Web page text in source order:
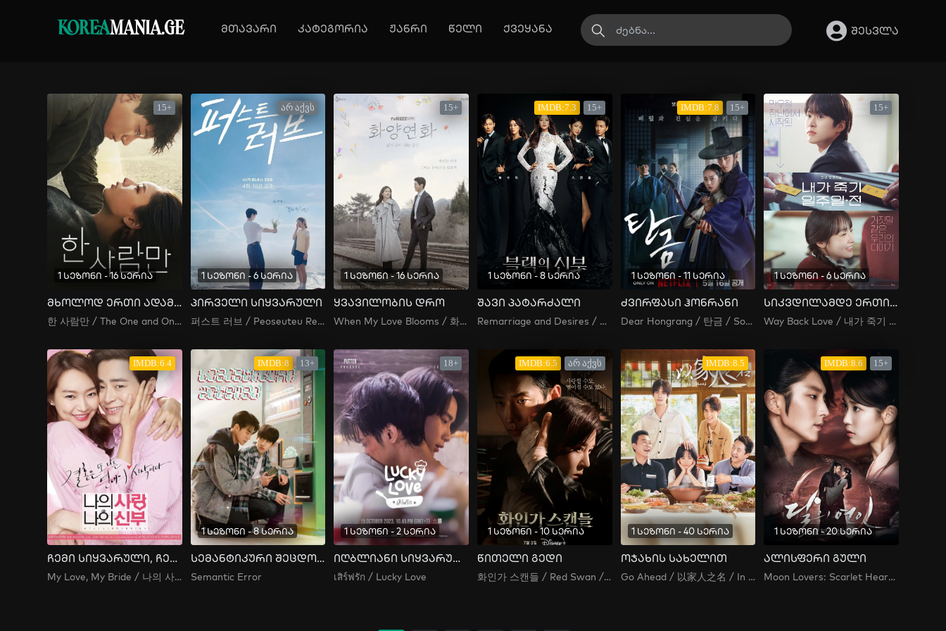
KOREAMANIA.GE მთავარი კატეგორია ჟანრი წელი ქვეყანა შესვლა
15+
1 სეზონი - 16 სერია
მხოლოდ ერთი ადამიანი
한 사람만 / The One and Only / Only One Person
არ აქვს
1 სეზონი - 6 სერია
პირველი სიყვარული
퍼스트 러브 / Peoseuteu Reobeu / 퍼스트러브
15+
1 სეზონი - 16 სერია
ყვავილობის დრო
When My Love Blooms / 화양연화
IMDB:7.3 15+
1 სეზონი - 8 სერია
შავი პატარძალი
Remarriage and Desires / 블랙의 신부 / The Bride of Black / The Black Bride
IMDB:7.8 15+
1 სეზონი - 11 სერია
ძვირფასი ჰონრანი
Dear Hongrang / 탄금 / Song of the Geomungo: Golden Swallow / Dear Hong Rang / Hong Rang / Tangeum / Tangeum: Geumeul Samkida / Tankeum / 탄금: 금을 삼키다
15+
1 სეზონი - 6 სერია
სიკვდილამდე ერთი კვირით ადრე
Way Back Love / 내가 죽기 일주일 전
IMDB:6.4
ჩემი სიყვარული, ჩემი პატარძალი
My Love, My Bride / 나의 사랑 나의 신부 / Naui Sarang Naui Shinboo
IMDB:8 13+
1 სეზონი - 8 სერია
სემანტიკური შეცდომა
Semantic Error
18+
1 სეზონი - 2 სერია
იღბლიანი სიყვარული
เสิร์ฟรัก / Lucky Love
IMDB:6.5 არ აქვს
1 სეზონი - 10 სერია
წითელი გედი
화인가 스캔들 / Red Swan / ჰვანის ოჯახის სკანდალი
IMDB:8.5
1 სეზონი - 40 სერია
ოჯახის სახელით
Go Ahead / 以家人之名 / In the Name of the Family , Yi Jia Ren Zhi Ming , Yi Jiaren Zhi Ming , Yi Ga Yan Ji Meng
IMDB:8.6 15+
1 სეზონი - 20 სერია
ალისფერი გული
Moon Lovers: Scarlet Heart Ryeo / 달의 연인 - 보보경심 려 /